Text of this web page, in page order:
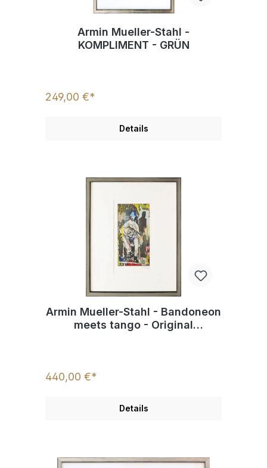
Armin Mueller-Stahl -
KOMPLIMENT - GRÜN
249,00 €*
Details
Armin Mueller-Stahl - Bandoneon
meets tango - Original
440,00 €*
Details